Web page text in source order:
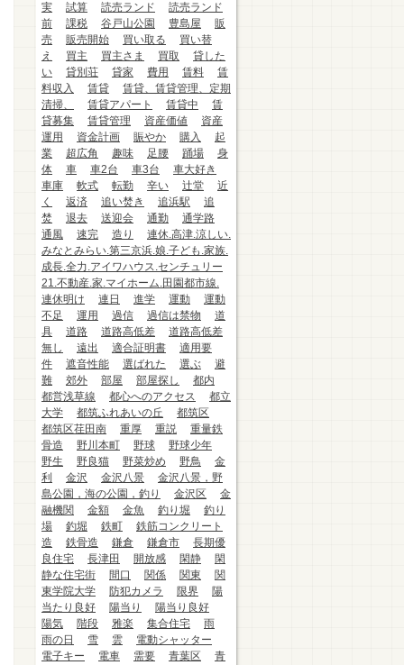
実
試算 読売ランド
読売ランド
前
課税 谷戸山公園 豊島屋
販
売
販売開始 買い取る
買い替
え
買主 買主さま 買取
貸した
い
貸別荘 貸家 費用 賃料
賃
料収入
賃貸
賃貸、賃貸管理、定期
清掃、
賃貸アパート 賃貸中
賃
貸募集
賃貸管理 資産価値
資産
運用
資金計画 賑やか 購入
起
業
超広角 趣味 足腰 踊場
身
体
車 車2台 車3台
車大好き
車庫
軟式 転勤 辛い 辻堂
近
く
返済 追い焚き 追浜駅
追
焚
退去 送迎会 通勤
通学路
通風
速完 造り
連休.高津.涼しい.
みなとみらい.第三京浜.娘.子ども.家族.
成長.全力.アイワハウス.センチュリー
21.不動産.家.マイホーム.田園都市線.
連休明け
連日 進学 運動
運動
不足
運用 過信 過信は禁物
道
具
道路 道路高低差
道路高低差
無し
遠出 適合証明書
適用要
件
遮音性能 選ばれた 選ぶ
避
難
郊外 部屋 部屋探し
都内
都営浅草線
都心へのアクセス
都立
大学
都筑ふれあいの丘
都筑区
都筑区荏田南
重厚 重説
重量鉄
骨造
野川本町 野球
野球少年
野生
野良猫 野菜炒め 野鳥
金
利
金沢 金沢八景
金沢八景，野
島公園，海の公園，釣り
金沢区
金
融機関
金額 金魚 釣り堀
釣り
場
釣堀 鉄町
鉄筋コンクリート
造
鉄骨造 鎌倉 鎌倉市
長期優
良住宅
長津田 開放感 閑静
閑
静な住宅街
間口 関係 関東
関
東学院大学
防犯カメラ 限界
陽
当たり良好
陽当り
陽当り良好
陽気
階段 雅楽 集合住宅
雨
雨の日
雪 雲
電動シャッター
電子キー
電車 需要 青葉区
青